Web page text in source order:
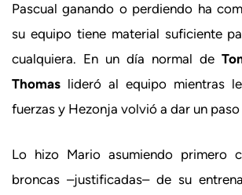
Pascual ganando o perdiendo ha
su equipo tiene material suficiente
cualquiera. En un día normal de
Thomas lideró al equipo mientras
fuerzas y Hezonja volvió a dar un
Lo hizo Mario asumiendo primero
broncas –justificadas– de su